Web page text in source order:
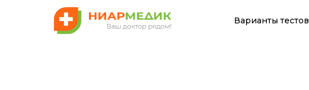
Варианты тестов